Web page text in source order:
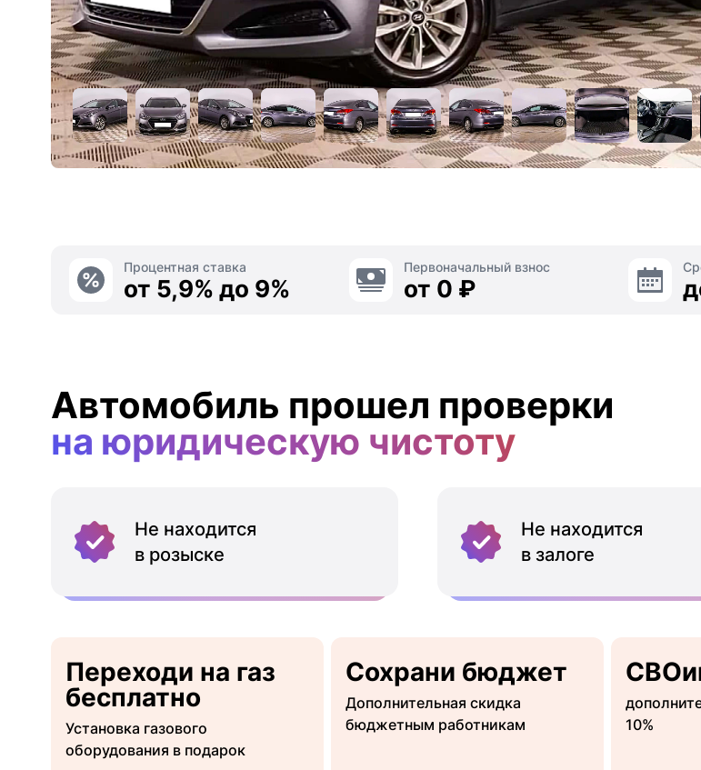
Процентная ставка
от 5,9% до 9%
Первоначальный взнос
от 0 ₽
Автомобиль прошел проверки
на юридическую чистоту
Не находится
в розыске
Не находится
в залоге
Переходи на газ
бесплатно
Установка газового
оборудования в подарок
Сохрани бюджет
Дополнительная скидка
бюджетным работникам
10%